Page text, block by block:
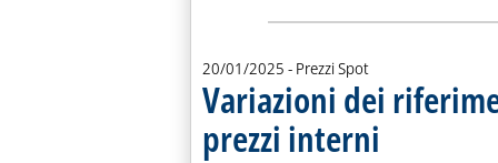
20/01/2025 - Prezzi Spot
Variazioni dei
prezzi interni